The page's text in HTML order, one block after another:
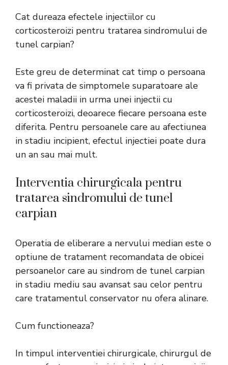
Cat dureaza efectele injectiilor cu
corticosteroizi pentru tratarea sindromului de
tunel carpian?
Este greu de determinat cat timp o persoana
va fi privata de simptomele suparatoare ale
acestei maladii in urma unei injectii cu
corticosteroizi, deoarece fiecare persoana este
diferita. Pentru persoanele care au afectiunea
in stadiu incipient, efectul injectiei poate dura
un an sau mai mult.
​Interventia chirurgicala pentru
tratarea sindromului de tunel
carpian
Operatia de eliberare a nervului median este o
optiune de tratament recomandata de obicei
persoanelor care au sindrom de tunel carpian
in stadiu mediu sau avansat sau celor pentru
care tratamentul conservator nu ofera alinare.
Cum functioneaza?
In timpul interventiei chirurgicale, chirurgul de